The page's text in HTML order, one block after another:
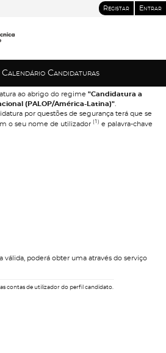
Registar Entrar
Calendário Candidaturas
ao abrigo do regime "Candidatura a
(PALOP/América-Latina)"
por questões de segurança terá que se
o seu nome de utilizador (1) e palavra-chave
válida, poderá obter uma através do serviço
contas de utilizador do perfil candidato.